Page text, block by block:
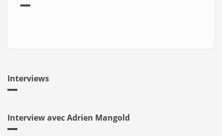
Interviews
Interview avec Adrien Mangold